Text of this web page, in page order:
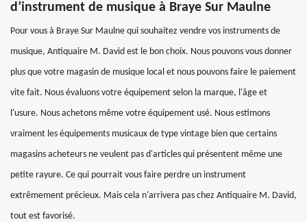
d’instrument de musique à Braye Sur Maulne
Pour vous à Braye Sur Maulne qui souhaitez vendre vos instruments de
musique, Antiquaire M. David est le bon choix. Nous pouvons vous donner
plus que votre magasin de musique local et nous pouvons faire le paiement
vite fait. Nous évaluons votre équipement selon la marque, l'âge et
l'usure. Nous achetons même votre équipement usé. Nous estimons
vraiment les équipements musicaux de type vintage bien que certains
magasins acheteurs ne veulent pas d'articles qui présentent même une
petite rayure. Ce qui pourrait vous faire perdre un instrument
extrêmement précieux. Mais cela n'arrivera pas chez Antiquaire M. David,
tout est favorisé.